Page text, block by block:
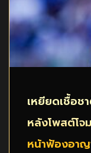
เหยียดเชื้อช
หลังโพสต์โจ
หน้าฟ้องอาญ